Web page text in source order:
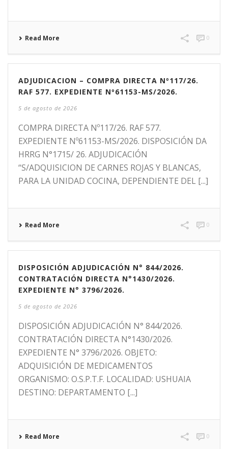
Read More 0
ADJUDICACION – COMPRA DIRECTA Nº117/26.
RAF 577. EXPEDIENTE Nº61153-MS/2026.
5 de agosto de 2026
COMPRA DIRECTA Nº117/26. RAF 577.
EXPEDIENTE Nº61153-MS/2026. DISPOSICIÓN DA
HRRG N°1715/ 26. ADJUDICACIÓN
“S/ADQUISICION DE CARNES ROJAS Y BLANCAS,
PARA LA UNIDAD COCINA, DEPENDIENTE DEL [...]
Read More 0
DISPOSICIÓN ADJUDICACIÓN N° 844/2026.
CONTRATACIÓN DIRECTA N°1430/2026.
EXPEDIENTE N° 3796/2026.
5 de agosto de 2026
DISPOSICIÓN ADJUDICACIÓN N° 844/2026.
CONTRATACIÓN DIRECTA N°1430/2026.
EXPEDIENTE N° 3796/2026. OBJETO:
ADQUISICIÓN DE MEDICAMENTOS
ORGANISMO: O.S.P.T.F. LOCALIDAD: USHUAIA
DESTINO: DEPARTAMENTO [...]
Read More 0